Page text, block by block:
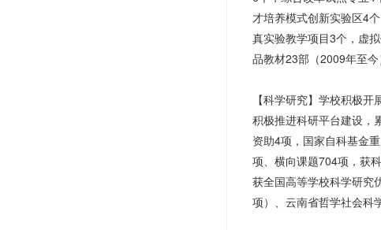
才培养模式创新实验区4
真实验教学项目3个，虚
品教材23部（2009年至今
【科学研究】学校积极
积极推进科研平台建设，
资助4项，国家自科基金
项、横向课题704项，获
获全国高等学校科学研究
项）、云南省哲学社会科